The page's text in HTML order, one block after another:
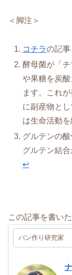
＜脚注＞
コチラの記
酵母菌が「
や果糖を炭
ます。これ
に副産物と
は生命活動
グルテンの
グルテン結合
↩︎
この記事を書いた
パン作り研究家